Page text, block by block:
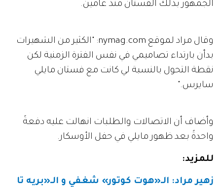
الجمهور بذلك الفستان منذ عامين.
وقال مراد لموقع nymag.com: "الكثير من الشهيرات
بدأن بارتداء تصاميمي في نفس الفترة الزمنية لكن
نقطة التحول بالنسبة لي كانت مع فستان مايلي
سايرس."
وأضاف أن الاتصالات والطلبات انهالت عليه دفعةً
واحدةً بعد ظهور مايلي في حفل الأوسكار.
للمزيد:
زهير مراد: الـ«هوت كوتور» شغفي و الـ«بريه تا